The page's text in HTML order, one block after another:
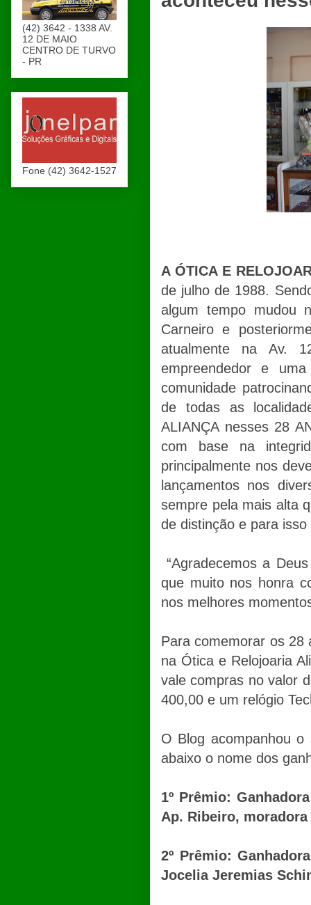
A ÓTICA E
de julho de 1988.
algum tempo mudou
Carneiro e
atualmente na Av.
empreendedor e
comunidade
de todas as
ALIANÇA nesses 28
com base na
principalmente nos
lançamentos nos
sempre pela mais alta
de distinção e para
“Agradecemos a
que muito nos honra
nos melhores
Para comemorar os 28
na Ótica e Relojoaria
vale compras no valor
400,00 e um relógio
O Blog acompanhou
abaixo o nome dos
1º Prêmio:
Ap. Ribeiro,
2º Prêmio:
Jocelia Jeremias
(42) 3642 - 1338 AV.
12 DE MAIO
CENTRO DE TURVO
- PR
Fone (42) 3642-1527